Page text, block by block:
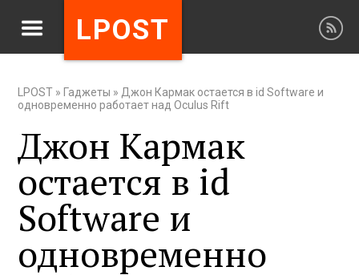
LPOST
LPOST » Гаджеты » Джон Кармак остается в id Software и
одновременно работает над Oculus Rift
Джон Кармак
остается в id
Software и
одновременно